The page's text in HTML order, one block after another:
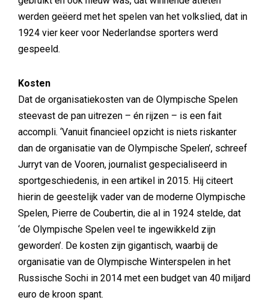
werden geëerd met het spelen van het volkslied, dat in
1924 vier keer voor Nederlandse sporters werd
gespeeld.
Kosten
Dat de organisatiekosten van de Olympische Spelen
steevast de pan uitrezen – én rijzen – is een fait
accompli. ‘Vanuit financieel opzicht is niets riskanter
dan de organisatie van de Olympische Spelen’, schreef
Jurryt van de Vooren, journalist gespecialiseerd in
sportgeschiedenis, in een artikel in 2015. Hij citeert
hierin de geestelijk vader van de moderne Olympische
Spelen, Pierre de Coubertin, die al in 1924 stelde, dat
‘de Olympische Spelen veel te ingewikkeld zijn
geworden’. De kosten zijn gigantisch, waarbij de
organisatie van de Olympische Winterspelen in het
Russische Sochi in 2014 met een budget van 40 miljard
euro de kroon spant.